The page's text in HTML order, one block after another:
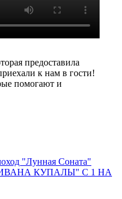
предоставила
к нам в гости!
помогают и
"Лунная Соната"
КУПАЛЫ" С 1 НА